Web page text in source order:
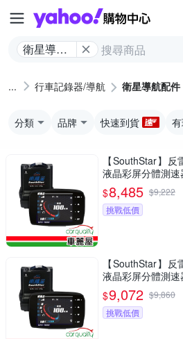
衛星導航
行車記錄器/導航 衛星導航配件
分類 品牌 快速到貨
【SouthStar】
液晶彩屏分體測
$8,485 $9,222
挑戰低價
【SouthStar】
液晶彩屏分體測
$9,072 $9,860
挑戰低價